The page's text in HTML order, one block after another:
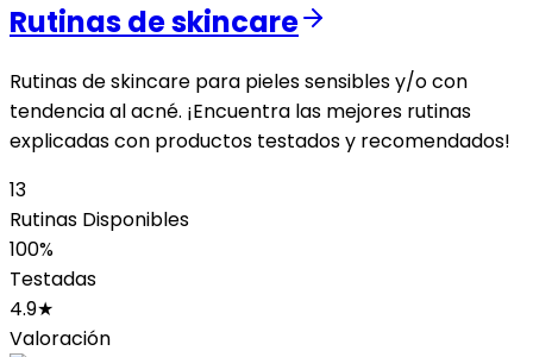
Rutinas de skincare
Rutinas de skincare para pieles sensibles y/o con
tendencia al acné. ¡Encuentra las mejores rutinas
explicadas con productos testados y recomendados!
13
Rutinas Disponibles
100%
Testadas
4.9★
Valoración